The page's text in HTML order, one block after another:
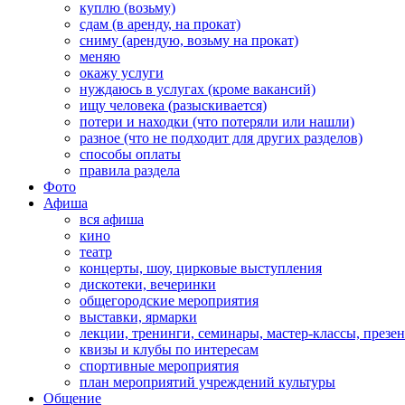
куплю (возьму)
сдам (в аренду, на прокат)
сниму (арендую, возьму на прокат)
меняю
окажу услуги
нуждаюсь в услугах (кроме вакансий)
ищу человека (разыскивается)
потери и находки (что потеряли или нашли)
разное (что не подходит для других разделов)
способы оплаты
правила раздела
Фото
Афиша
вся афиша
кино
театр
концерты, шоу, цирковые выступления
дискотеки, вечеринки
общегородские мероприятия
выставки, ярмарки
лекции, тренинги, семинары, мастер-классы,
квизы и клубы по интересам
спортивные мероприятия
план мероприятий учреждений культуры
Общение